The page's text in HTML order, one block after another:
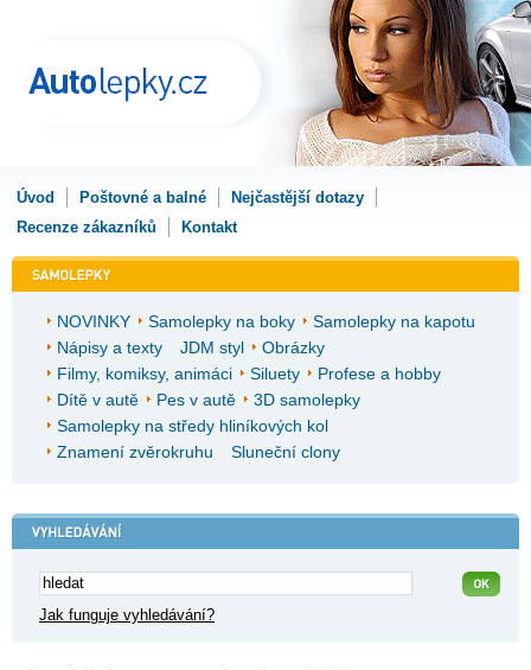
Úvod Poštovné a balné
Nejčastější dotazy
Recenze zákazníků
Kontakt
NOVINKY Samolepky na boky
Samolepky na kapotu
Nápisy a texty
JDM styl
Obrázky
Filmy, komiksy, animáci
Siluety
Profese a hobby
Dítě v autě
Pes v autě
3D samolepky
Samolepky na středy hliníkových kol
Znamení zvěrokruhu
Sluneční clony
Jak funguje vyhledávání?